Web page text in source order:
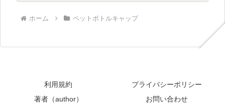
ホーム ペットボトルキャップ
利用規約
プライバシーポリシー
著者（author）
お問い合わせ